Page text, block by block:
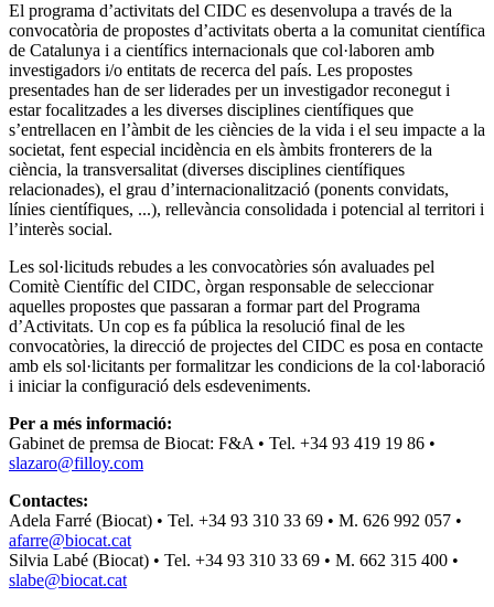
El programa d’activitats del CIDC es desenvolupa a través de la
convocatòria de propostes d’activitats oberta a la comunitat científica
de Catalunya i a científics internacionals que col·laboren amb
investigadors i/o entitats de recerca del país. Les propostes
presentades han de ser liderades per un investigador reconegut i
estar focalitzades a les diverses disciplines científiques que
s’entrellacen en l’àmbit de les ciències de la vida i el seu impacte a la
societat, fent especial incidència en els àmbits fronterers de la
ciència, la transversalitat (diverses disciplines científiques
relacionades), el grau d’internacionalització (ponents convidats,
línies científiques, ...), rellevància consolidada i potencial al territori i
l’interès social.
Les sol·licituds rebudes a les convocatòries són avaluades pel
Comitè Científic del CIDC, òrgan responsable de seleccionar
aquelles propostes que passaran a formar part del Programa
d’Activitats. Un cop es fa pública la resolució final de les
convocatòries, la direcció de projectes del CIDC es posa en contacte
amb els sol·licitants per formalitzar les condicions de la col·laboració
i iniciar la configuració dels esdeveniments.
Per a més informació:
Gabinet de premsa de Biocat: F&A • Tel. +34 93 419 19 86 •
slazaro@filloy.com
Contactes:
Adela Farré (Biocat) • Tel. +34 93 310 33 69 • M. 626 992 057 •
afarre@biocat.cat
Silvia Labé (Biocat) • Tel. +34 93 310 33 69 • M. 662 315 400 •
slabe@biocat.cat